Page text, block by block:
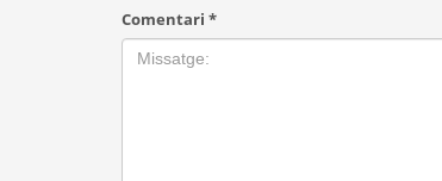
Comentari *